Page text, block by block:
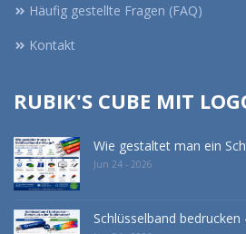
Häufig gestellte Fragen (FAQ)
Kontakt
RUBIK'S CUBE MIT
Wie gestaltet man ein
Jun 24 - 2026
Schlüsselband bedrucken